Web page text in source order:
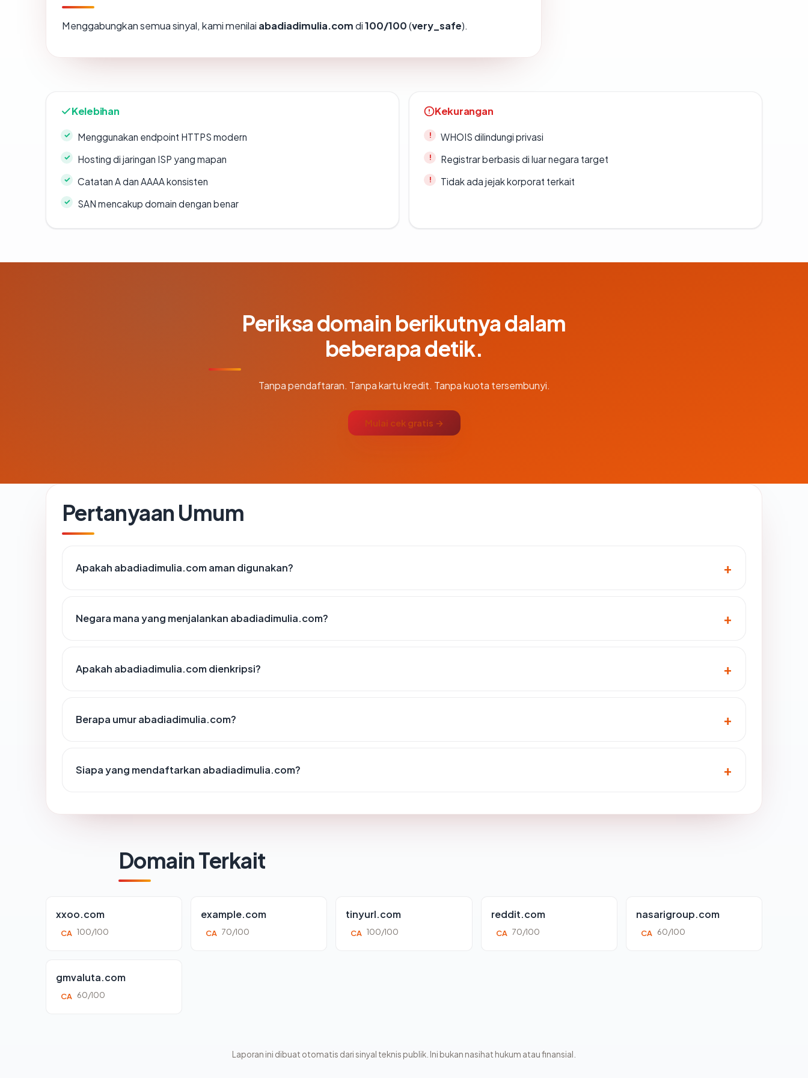
Menggabungkan semua sinyal, kami menilai abadiadimulia.comdi100/100(very_safe).
Kelebihan
Menggunakan endpoint HTTPS modern
Hosting di jaringan ISP yang mapan
Catatan A dan AAAA konsisten
SAN mencakup domain dengan benar
Kekurangan
WHOIS dilindungi privasi
Registrar berbasis di luar negara target
Tidak ada jejak korporat terkait
Periksa domain berikutnya dalam
beberapa detik.
Tanpa pendaftaran. Tanpa kartu kredit. Tanpa kuota tersembunyi.
Mulai cek gratis →
Pertanyaan Umum
Apakah abadiadimulia.com aman digunakan?
Negara mana yang menjalankan abadiadimulia.com?
Apakah abadiadimulia.com dienkripsi?
Berapa umur abadiadimulia.com?
Siapa yang mendaftarkan abadiadimulia.com?
Domain Terkait
xxoo.com
CA 100/100
example.com
CA 70/100
tinyurl.com
CA 100/100
reddit.com
CA 70/100
nasarigroup.com
CA 60/100
gmvaluta.com
CA 60/100
Laporan ini dibuat otomatis dari sinyal teknis publik. Ini bukan nasihat hukum atau finansial.